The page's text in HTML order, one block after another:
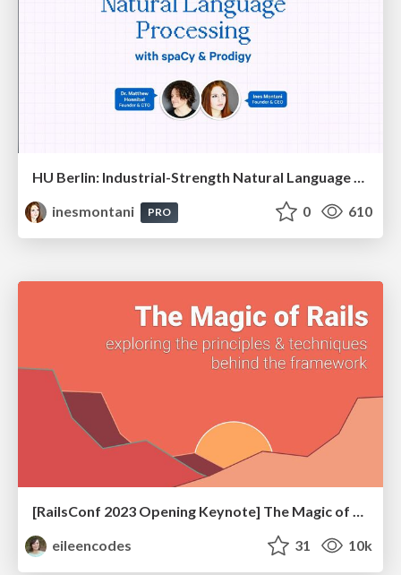
HU Berlin: Industrial-Strength Natural Language Processing with spaCy and Prodigy
inesmontani
PRO 0 610
[RailsConf 2023 Opening Keynote] The Magic of Rails
eileencodes
31 10k